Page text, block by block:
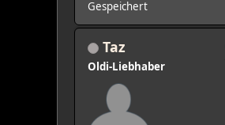
Gespeichert
Taz
Oldi-Liebhaber